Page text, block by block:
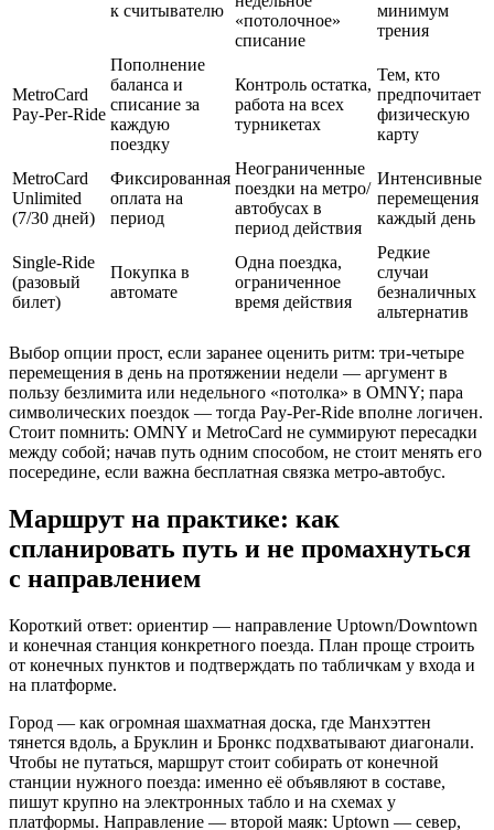
к считывателю
«потолочное»
списание
минимум
трения
MetroCard
Pay‑Per‑Ride
Пополнение
баланса и
списание за
каждую
поездку
Контроль остатка,
работа на всех
турникетах
Тем, кто
предпочитает
физическую
карту
MetroCard
Unlimited
(7/30 дней)
Фиксированная
оплата на
период
Неограниченные
поездки на метро/
автобусах в
период действия
Интенсивные
перемещения
каждый день
Single‑Ride
(разовый
билет)
Покупка в
автомате
Одна поездка,
ограниченное
время действия
Редкие
случаи
безналичных
альтернатив
Выбор опции прост, если заранее оценить ритм: три‑четыре
перемещения в день на протяжении недели — аргумент в
пользу безлимита или недельного «потолка» в OMNY; пара
символических поездок — тогда Pay‑Per‑Ride вполне логичен.
Стоит помнить: OMNY и MetroCard не суммируют пересадки
между собой; начав путь одним способом, не стоит менять его
посередине, если важна бесплатная связка метро‑автобус.
Маршрут на практике: как
спланировать путь и не промахнуться
с направлением
Короткий ответ: ориентир — направление Uptown/Downtown
и конечная станция конкретного поезда. План проще строить
от конечных пунктов и подтверждать по табличкам у входа и
на платформе.
Город — как огромная шахматная доска, где Манхэттен
тянется вдоль, а Бруклин и Бронкс подхватывают диагонали.
Чтобы не путаться, маршрут стоит собирать от конечной
станции нужного поезда: именно её объявляют в составе,
пишут крупно на электронных табло и на схемах у
платформы. Направление — второй маяк: Uptown — север,